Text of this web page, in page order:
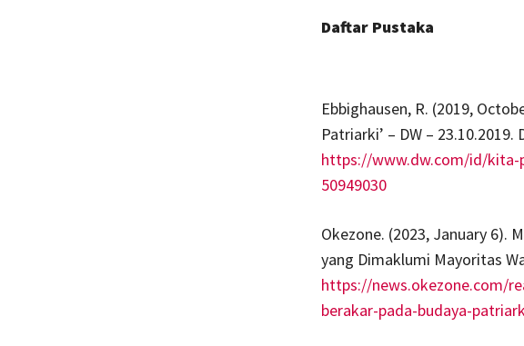
Daftar Pustaka
Ebbighausen, R. (2019,
Patriarki’ – DW –
https://www.dw.com/id/kita-
50949030
Okezone. (2023, January 6).
yang Dimaklumi Mayoritas
https://news.okezone.com/
berakar-pada-budaya-